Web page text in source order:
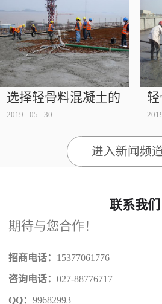
技术呢？一、外墙保温技术为什
保绿色工程？这是因为单纯的使
被破坏，而不得不采用外在的保
能源又影响了其安全性，而选择
选择轻骨料混凝土的
注意事项
2019 - 05 - 30
进入新闻频
联系我们
期待与您合作！
招商电话： 15377061776
咨询电话： 027-88776717
QQ： 99682993